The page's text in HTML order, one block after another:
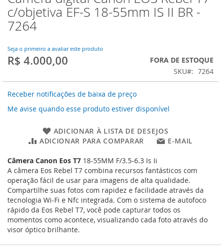
para
o
início
Galeria
de
imagens
c/objetiva EF-S 18-55mm IS II BR -
7264
Seja o primeiro a avaliar este produto
R$ 4.000,00
FORA DE ESTOQUE
SKU
7264
Receber notificações de baixa de preço
Me avise quando esse produto estiver disponível
ADICIONAR À LISTA DE DESEJOS
ADICIONAR PARA COMPARAR
E-MAIL
Câmera Canon Eos T7 18-55MM F/3.5-6.3 Is Ii
A câmera Eos Rebel T7 combina recursos fantásticos com
operação fácil de usar para imagens de alta qualidade.
Compartilhe suas fotos com rapidez e facilidade através da
tecnologia Wi-Fi e Nfc integrada. Com o sistema de autofoco
rápido da Eos Rebel T7, você pode capturar todos os
momentos como acontece, visualizando cada foto através do
visor óptico brilhante.